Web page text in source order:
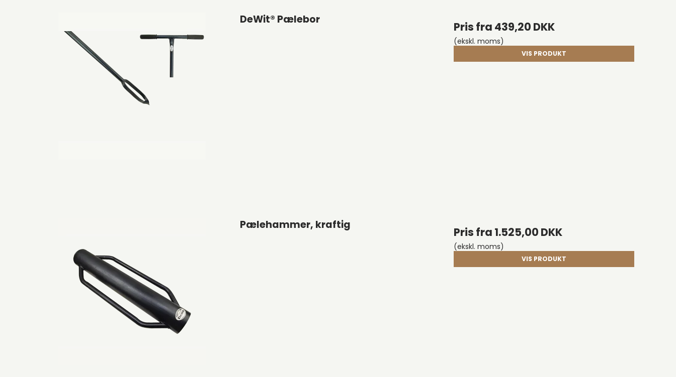
DeWit® Pælebor
Pris fra 439,20 DKK
(ekskl. moms)
VIS PRODUKT
Pælehammer, kraftig
Pris fra 1.525,00 DKK
(ekskl. moms)
VIS PRODUKT